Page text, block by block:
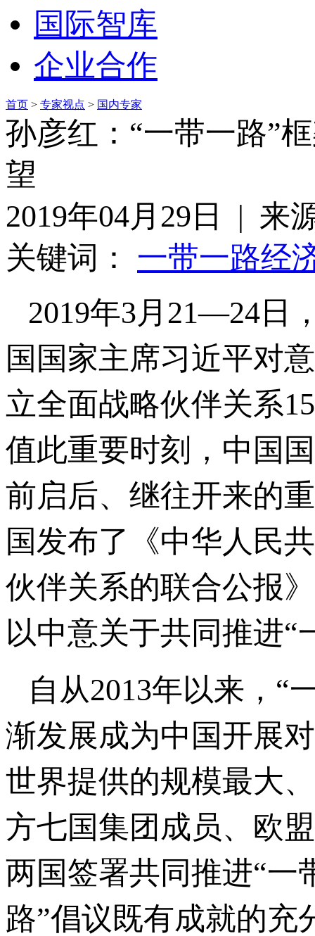
国际智库
企业合作
首页 > 专家视点 > 国内专家
孙彦红：“一带一路”
望
2019年04月29日 | 来
关键词： 一带一路经
2019年3月21—24日
国国家主席习近平对
立全面战略伙伴关系
值此重要时刻，中国
前启后、继往开来的
国发布了《中华人民
伙伴关系的联合公报
以中意关于共同推进“
自从2013年以来，“
渐发展成为中国开展
世界提供的规模最大
方七国集团成员、欧
两国签署共同推进“一
路”倡议既有成就的充